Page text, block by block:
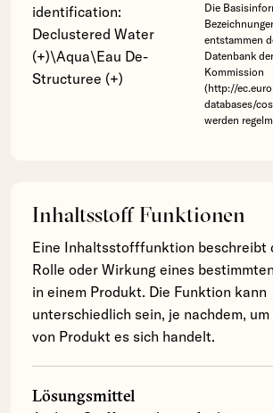
identification:
Declustered Water
(+)\Aqua\Eau De-
Structuree (+)
Die
entstammen
Datenbank
Kommission
(http://
databases/
werden
Inhaltsstoff Funktionen
Eine Inhaltsstofffunktion beschreibt
Rolle oder Wirkung eines
in einem Produkt. Die Funktion kann
unterschiedlich sein, je nachdem,
von Produkt es sich handelt.
Lösungsmittel